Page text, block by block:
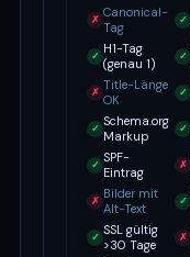
✗ Canonical-
Tag
✓
✓ H1-Tag
(genau 1)
✓
✗ Title-Länge
OK
✓
✓ Schema.org
Markup
✓
✓ SPF-
Eintrag
✗
✗ Bilder mit
Alt-Text
✓
✓ SSL gültig
>30 Tage
✗